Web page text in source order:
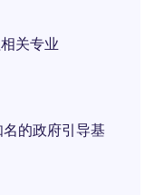
关专业
的政府引导基